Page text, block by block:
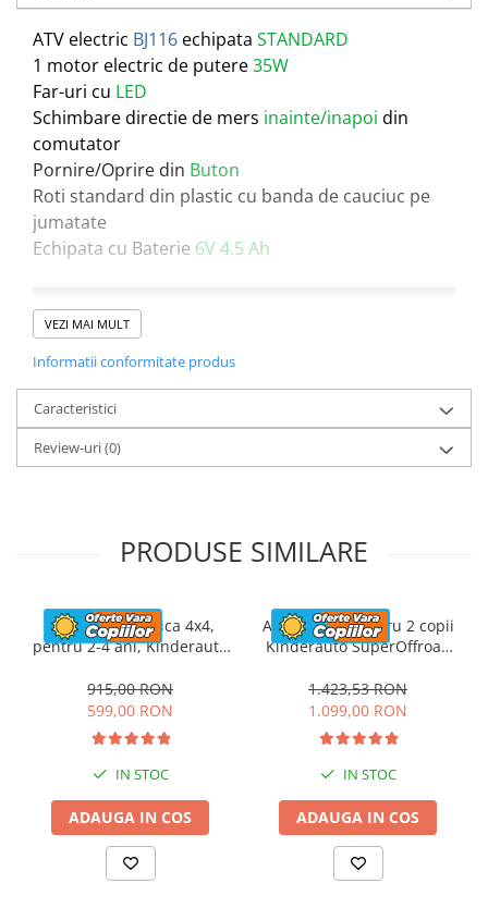
ATV electric BJ116 echipata STANDARD
1 motor electric de putere35W
Far-uri cu LED
Schimbare directie de mers inainte/inapoi din
comutator
Pornire/Oprire din Buton
Roti standard din plastic cu banda de cauciuc pe
jumatate
Echipata cu Baterie 6V 4.5 Ah
VEZI MAI MULT
Informatii conformitate produs
Caracteristici
Review-uri(0)
PRODUSE SIMILARE
Masinuta electrica 4x4,
pentru 2-4 ani, Kinderauto
tapitat, culoare albastra
915,00 RON
599,00 RON
IN STOC
ADAUGA IN COS
ATV electric pentru 2 copii
Kinderauto SuperOffroad
albastru
1.423,53 RON
1.099,00 RON
IN STOC
ADAUGA IN COS